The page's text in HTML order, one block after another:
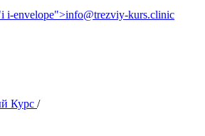
i-envelope">info@trezviy-kurs.clinic
Курс /